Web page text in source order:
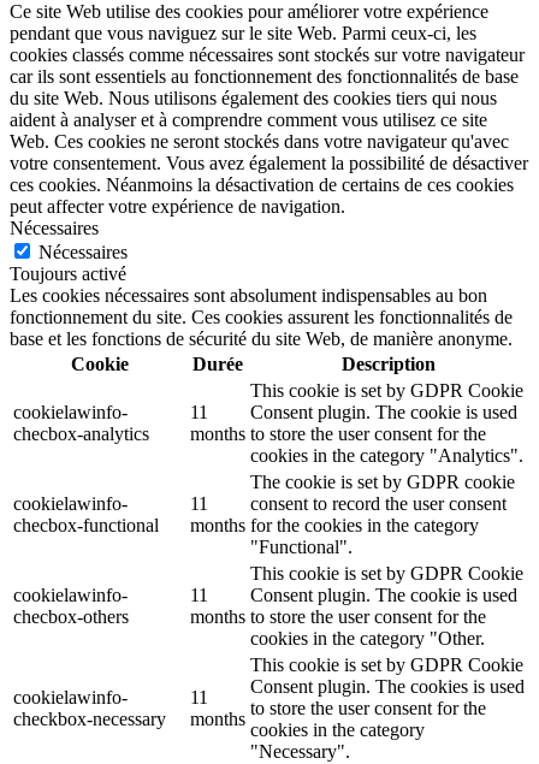
Ce site Web utilise des cookies pour améliorer votre expérience
pendant que vous naviguez sur le site Web. Parmi ceux-ci, les
cookies classés comme nécessaires sont stockés sur votre navigateur
car ils sont essentiels au fonctionnement des fonctionnalités de base
du site Web. Nous utilisons également des cookies tiers qui nous
aident à analyser et à comprendre comment vous utilisez ce site
Web. Ces cookies ne seront stockés dans votre navigateur qu'avec
votre consentement. Vous avez également la possibilité de désactiver
ces cookies. Néanmoins la désactivation de certains de ces cookies
peut affecter votre expérience de navigation.
Nécessaires
Nécessaires
Toujours activé
Les cookies nécessaires sont absolument indispensables au bon
fonctionnement du site. Ces cookies assurent les fonctionnalités de
base et les fonctions de sécurité du site Web, de manière anonyme.
Cookie
Durée Description
cookielawinfo-
checbox-analytics
11
months
This cookie is set by GDPR Cookie
Consent plugin. The cookie is used
to store the user consent for the
cookies in the category "Analytics".
cookielawinfo-
checbox-functional
11
months
The cookie is set by GDPR cookie
consent to record the user consent
for the cookies in the category
"Functional".
cookielawinfo-
checbox-others
11
months
This cookie is set by GDPR Cookie
Consent plugin. The cookie is used
to store the user consent for the
cookies in the category "Other.
cookielawinfo-
checkbox-necessary
11
months
This cookie is set by GDPR Cookie
Consent plugin. The cookies is used
to store the user consent for the
cookies in the category
"Necessary".